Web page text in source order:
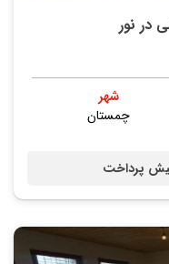
در نور
شهر
چمستان
پرداخت